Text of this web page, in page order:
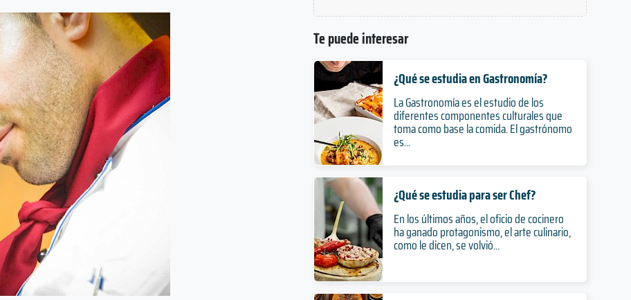
Te puede interesar
¿Qué se estudia en Gastronomía?
La Gastronomía es el estudio de los
diferentes componentes culturales que
toma como base la comida. El gastrónomo
es...
¿Qué se estudia para ser Chef?
En los últimos años, el oficio de cocinero
ha ganado protagonismo, el arte culinario,
como le dicen, se volvió...